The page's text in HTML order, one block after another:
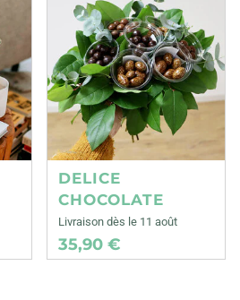
DELICE
CHOCOLATE
Livraison dès le 11 août
35,90 €